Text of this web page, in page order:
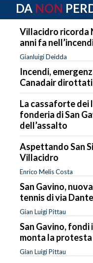
DA NON
Villacidro ricorda
anni fa
Gianluigi Deidda
Incendi,
Canadair dirottati
La cassaforte
fonderia di San
dell’assalto
Aspettando San
Villacidro
Enrico Melis Costa
San Gavino,
tennis di via Dante
Gian Luigi Pittau
San Gavino,
monta la protesta
Gian Luigi Pittau